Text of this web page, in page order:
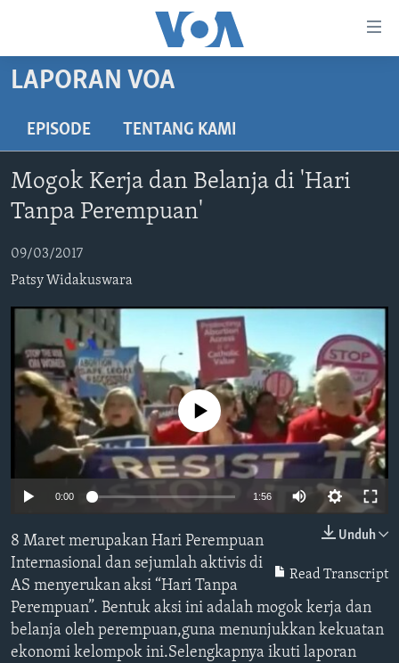
Akses
Utama
Lanjut
ke
Utama
Lanjut
Pencarian
DUNIA
POLYGRAPH
DAFTAR PROGRAM
Learning English
IKUTI KAMI
Bahasa-bahasa
LAPORAN VOA
EPISODE TENTANG KAMI
Mogok Kerja dan Belanja di 'Hari
Tanpa Perempuan'
09/03/2017
Patsy Widakuswara
No media source currently available
0:00 1:56
Unduh
Read Transcript
8 Maret merupakan Hari Perempuan
Internasional dan sejumlah aktivis di
AS menyerukan aksi “Hari Tanpa
Perempuan”. Bentuk aksi ini adalah mogok kerja dan
belanja oleh perempuan,guna menunjukkan kekuatan
ekonomi kelompok ini.Selengkapnya ikuti laporan